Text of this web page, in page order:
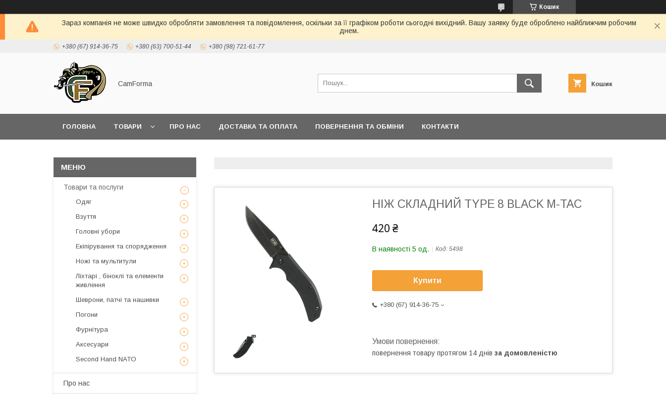
Кошик
Зараз компанія не може швидко обробляти замовлення та повідомлення, оскільки за її графіком роботи сьогодні вихідний. Вашу заявку буде оброблено найближчим робочим
днем.
+380 (67) 914-36-75 +380 (63) 700-51-44 +380 (98) 721-61-77
CamForma Кошик
ГОЛОВНА ТОВАРИ ПРО НАС ДОСТАВКА ТА ОПЛАТА ПОВЕРНЕННЯ ТА ОБМІНИ КОНТАКТИ
НІЖ СКЛАДНИЙ TYPE 8 BLACK M-TAC
420 ₴
В наявності 5 од. Код: 5498
Купити
+380 (67) 914-36-75
повернення товару протягом 14 днів за домовленістю
Товари та послуги
Одяг
Взуття
Головні убори
Екіпірування та спорядження
Ножі та мультитули
Ліхтарі , біноклі та елементи
живлення
Шеврони, патчі та нашивки
Погони
Фурнітура
Аксесуари
Second Hand NATO
Про нас